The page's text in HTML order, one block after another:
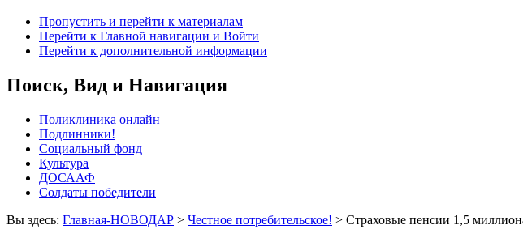
Пропустить и перейти к материалам
Перейти к Главной навигации и Войти
Перейти к дополнительной информации
Поиск, Вид и Навигация
Поликлиника онлайн
Подлинники!
Социальный фонд
Культура
ДОСААФ
Солдаты победители
Вы здесь: Главная-НОВОДАР > Честное потребительское! > Страховые пенсии 1,5